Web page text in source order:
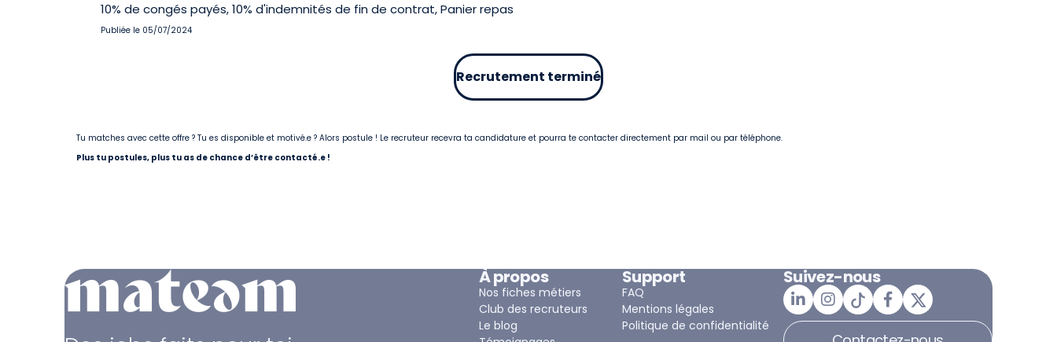
10% de congés payés, 10% d'indemnités de fin de contrat, Panier repas
Publiée le 05/07/2024
Recrutement terminé
Tu matches avec cette offre ? Tu es disponible et motivé.e ? Alors postule ! Le recruteur recevra ta candidature et pourra te contacter directement par mail ou par téléphone.
Plus tu postules, plus tu as de chance d’être contacté.e !
À propos
Nos fiches métiers
Club des recruteurs
Le blog
Support
FAQ
Mentions légales
Politique de confidentialité
Suivez-nous